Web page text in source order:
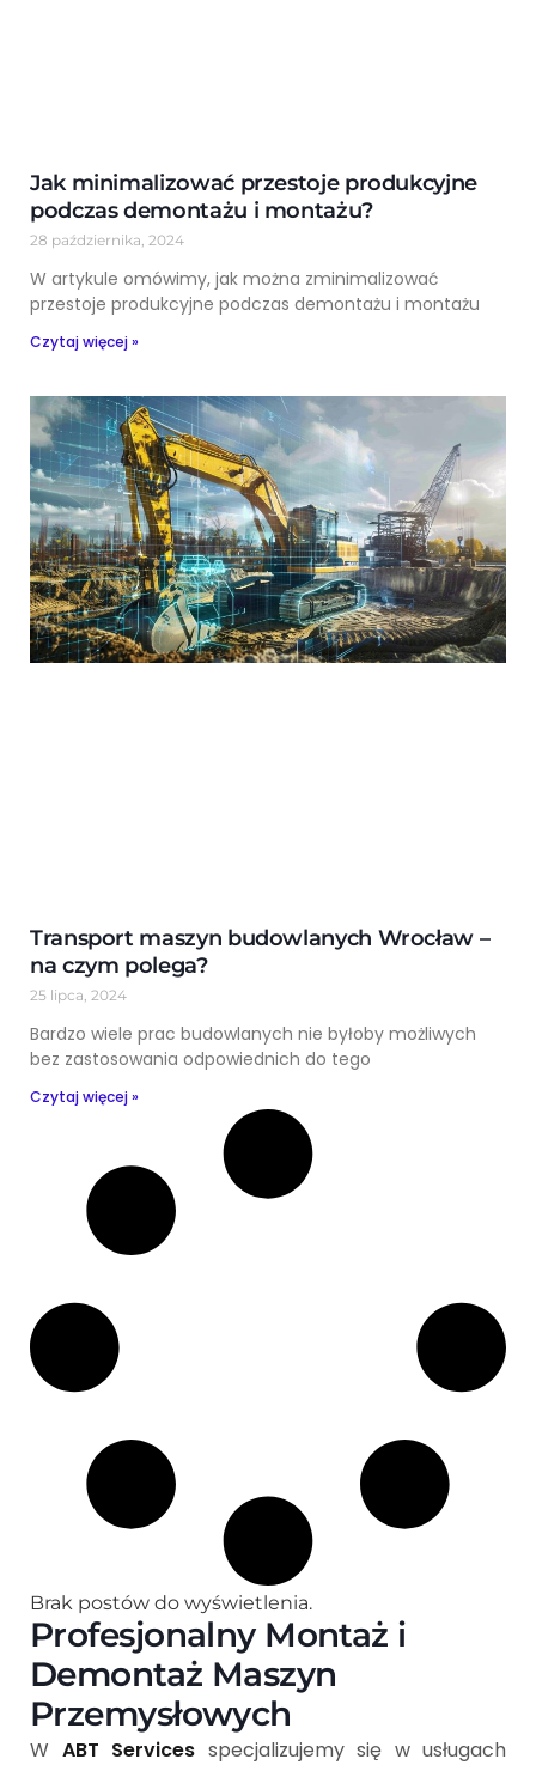
Jak minimalizować przestoje produkcyjne
podczas demontażu i montażu?
28 października, 2024
W artykule omówimy, jak można zminimalizować
przestoje produkcyjne podczas demontażu i montażu
Czytaj więcej »
Transport maszyn budowlanych Wrocław –
na czym polega?
25 lipca, 2024
Bardzo wiele prac budowlanych nie byłoby możliwych
bez zastosowania odpowiednich do tego
Czytaj więcej »
Brak postów do wyświetlenia.
Profesjonalny Montaż i
Demontaż Maszyn
Przemysłowych
W ABT Services specjalizujemy się w usługach